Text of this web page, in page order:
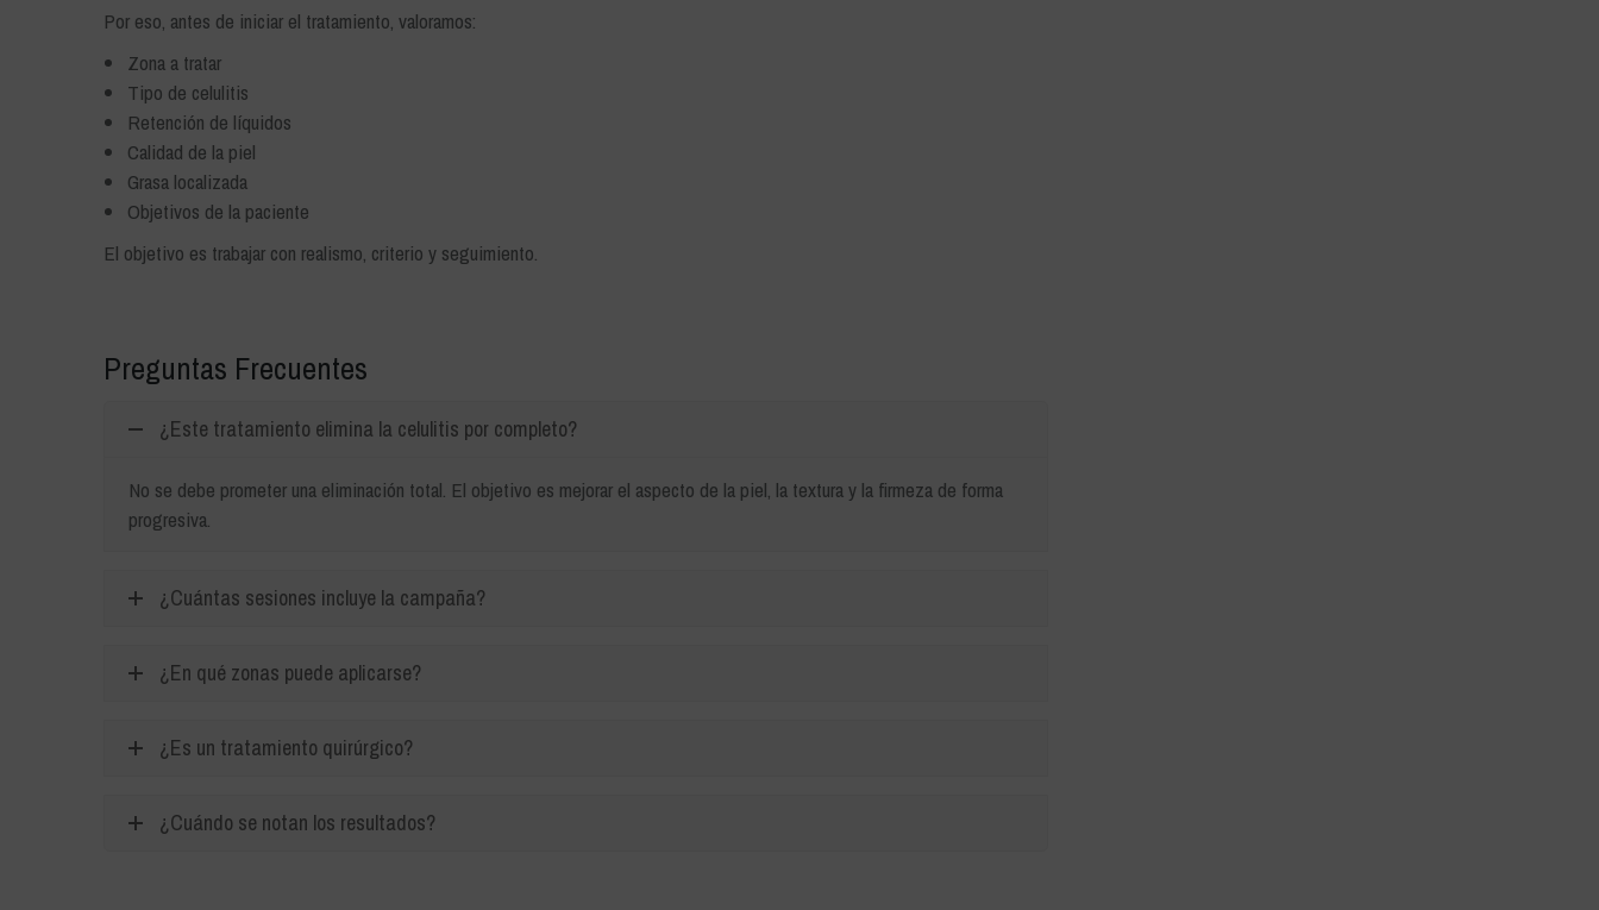
Por eso, antes de iniciar el tratamiento, valoramos:
Zona a tratar
Tipo de celulitis
Retención de líquidos
Calidad de la piel
Grasa localizada
Objetivos de la paciente
El objetivo es trabajar con realismo, criterio y seguimiento.
Preguntas Frecuentes
¿Este tratamiento elimina la celulitis por completo?
No se debe prometer una eliminación total. El objetivo es mejorar el aspecto de la piel, la textura y la firmeza de forma
progresiva.
¿Cuántas sesiones incluye la campaña?
¿En qué zonas puede aplicarse?
¿Es un tratamiento quirúrgico?
¿Cuándo se notan los resultados?